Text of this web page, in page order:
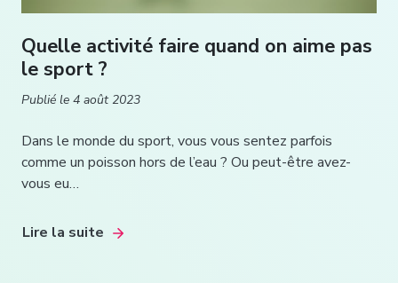
Quelle activité faire quand on aime pas
le sport ?
Publié le 4 août 2023
Dans le monde du sport, vous vous sentez parfois
comme un poisson hors de l’eau ? Ou peut-être avez-
vous eu…
Lire la suite